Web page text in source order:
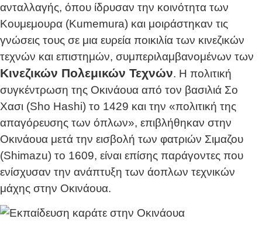
ανταλλαγής, όπου ίδρυσαν την κοινότητα των
Κουμεμουρα (Kumemura) και μοιράστηκαν τις
γνώσεις τους σε μια ευρεία ποικιλία των κινεζικών
τεχνών και επιστημών, συμπεριλαμβανομένων των
Κινεζικών Πολεμικών Τεχνών. Η πολιτική
συγκέντρωση της Οκινάουα από τον βασιλιά Σο
Χασι (Sho Hashi) το 1429 και την «πολιτική της
απαγόρευσης των όπλων», επιβλήθηκαν στην
Οκινάουα μετά την εισβολή των φατριών Σιμαζου
(Shimazu) το 1609, είναι επίσης παράγοντες που
ενίσχυσαν την ανάπτυξη των άοπλων τεχνικών
μάχης στην Οκινάουα.